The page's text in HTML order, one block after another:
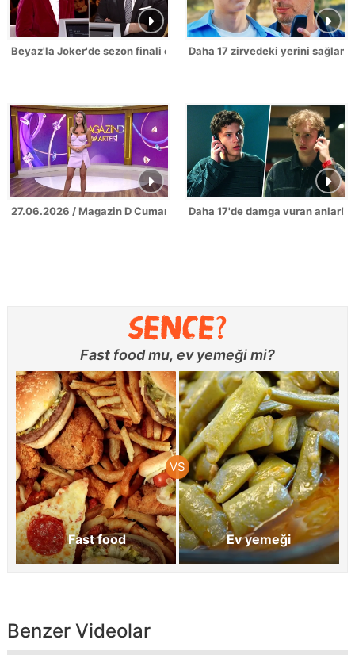
Beyaz'la Joker'de sezon finali coşkusu!Daha 17 zirvedeki yerini
27.06.2026 / Magazin D Cumartesi Daha 17'de damga vuran anlar!
Fast food mu, ev yemeği mi?
Fast food Ev yemeği
Benzer Videolar